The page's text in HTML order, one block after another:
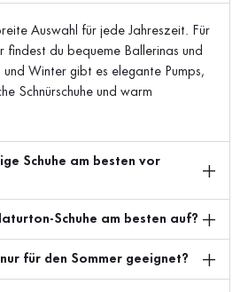
Auswahl für jede Jahreszeit. Für
findest du bequeme Ballerinas und
Winter gibt es elegante Pumps,
Schnürschuhe und warm
Schuhe am besten vor
Schuhe am besten auf?
für den Sommer geeignet?